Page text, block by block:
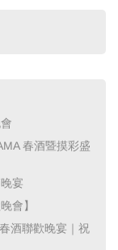
春酒暨摸彩盛
宴
會】
酒聯歡晚宴｜祝